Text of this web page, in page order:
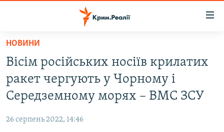
Перейти
основного
матеріалу
Перейти
до
основної
навігації
ВОДА.КРИМ
ВІДЕО ТА ФОТО
БЛОГИ
НОВИНИ
Вісім російських носіїв крилатих
ракет чергують у Чорному і
Середземному морях – ВМС ЗСУ
26 серпень 2022, 14:46